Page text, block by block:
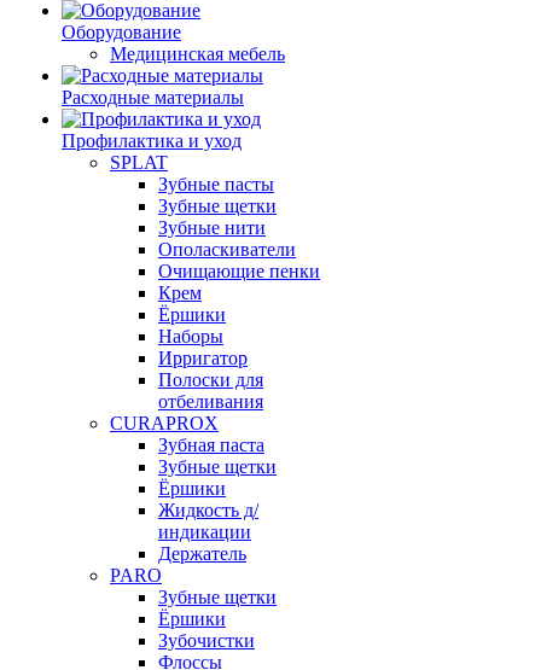
Оборудование
Медицинская мебель
Расходные материалы
Профилактика и уход
SPLAT
Зубные пасты
Зубные щетки
Зубные нити
Ополаскиватели
Очищающие пенки
Крем
Ёршики
Наборы
Ирригатор
Полоски для
отбеливания
CURAPROX
Зубная паста
Зубные щетки
Ёршики
Жидкость д/
индикации
Держатель
PARO
Зубные щетки
Ёршики
Зубочистки
Флоссы